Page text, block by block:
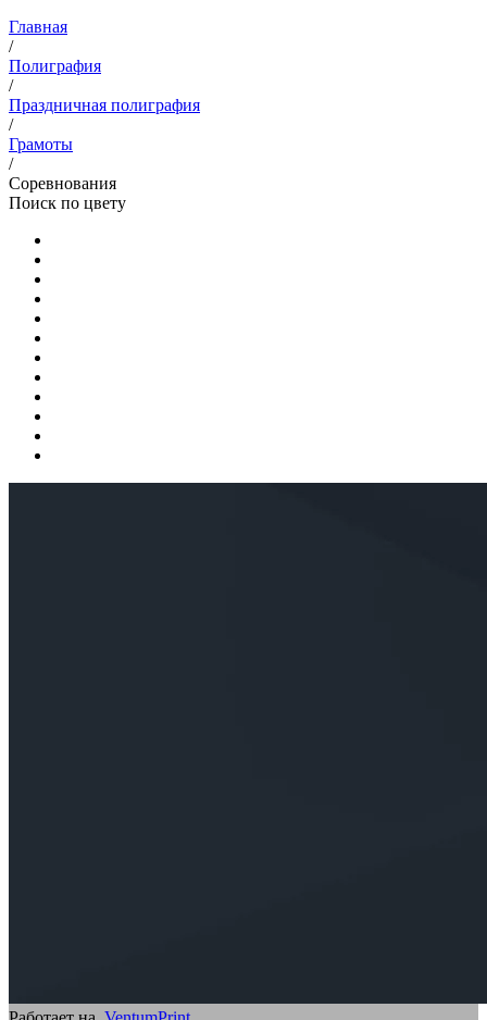
Главная
/
Полиграфия
/
Праздничная полиграфия
/
Грамоты
/
Соревнования
Поиск по цвету